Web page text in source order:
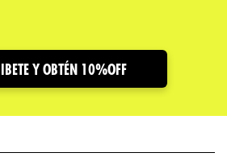
Y OBTÉN 10%OFF